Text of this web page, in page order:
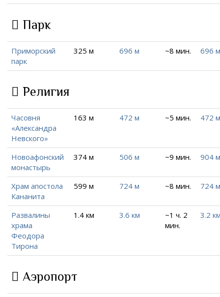
Парк
Приморский
парк
325 м 696 м ~8 мин. 696 м
Религия
Часовня
«Александра
Невского»
163 м 472 м ~5 мин. 472 м
Новоафонский
монастырь
374 м 506 м ~9 мин. 904 м
Храм апостола
Кананита
599 м 724 м ~8 мин. 724 м
Развалины
храма
Феодора
Тирона
1.4 км 3.6 км
~1 ч. 2
мин.
3.2
Аэропорт